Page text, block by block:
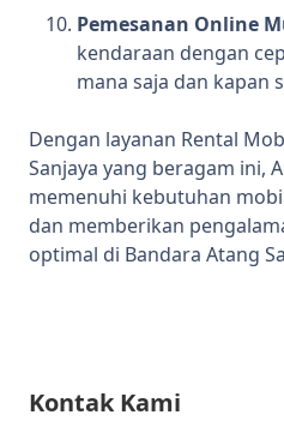
Pemesanan Online
kendaraan dengan
mana saja dan kapan
Dengan layanan Rental
Sanjaya yang beragam ini,
memenuhi kebutuhan
dan memberikan
optimal di Bandara Atang
Kontak Kami